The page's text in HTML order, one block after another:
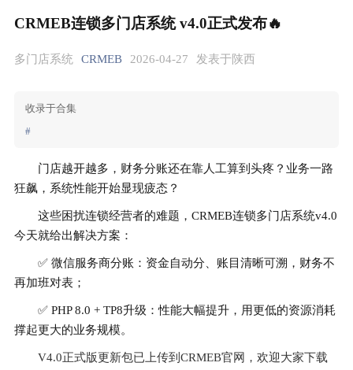
CRMEB连锁多门店系统 v4.0正式发布🔥
多门店系统 CRMEB 2026-04-27 发表于陕西
收录于合集
#
门店越开越多，财务分账还在靠人工算到头疼？业务一路
狂飙，系统性能开始显现疲态？
这些困扰连锁经营者的难题，CRMEB连锁多门店系统v4.0
今天就给出解决方案：
✅ 微信服务商分账：资金自动分、账目清晰可溯，财务不
再加班对表；
✅ PHP 8.0 + TP8升级：性能大幅提升，用更低的资源消耗
撑起更大的业务规模。
V4.0正式版更新包已上传到CRMEB官网，欢迎大家下载